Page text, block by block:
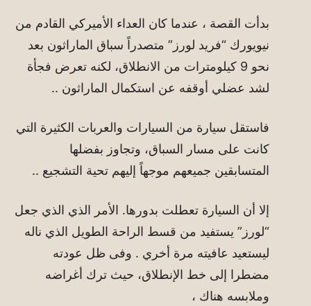
بدأت القصة ، عندما كان العداء الأميركي القادم من
نيويورك “فريد لورز” متصدراً سباق الماراثون بعد
نحو 9 كيلومترات من الانطلاق، لكنه تعرض فجأة
لشد عضلي أوقفه عن استكمال الماراثون ..
فاستقل سيارة من السيارات والعربات الكثيرة التي
كانت على مسار السباق، وتجاوز بفضلها
المتسابقين جميعهم موجهاً إليهم تحية التشجيع ..
إلا أن السيارة تعطلت بدورها. الأمر الذي الذي جعل
“لورز” يستفيد من قسط الراحة الطويل الذي ناله
ليستعيد عافيته مرة أخري . وفى ظل عودته
مضطرا إلى خط الإنطلاق، حيث ترك أغراضه
وملابسه هناك ،